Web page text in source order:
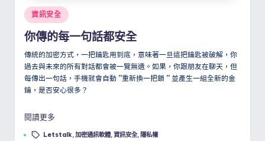
Posted
in
資訊安全
你傳的每一句話都安全
傳統的加密方式，一把鑰匙用到底，意味著一旦這把鑰匙被破解，你
過去與未來的所有對話都會被一覽無遺。如果，你跟朋友在聊天，但
每傳出一句話，手機就會自動 ”重新換一把鎖 ” 並產生一組全新的金
鑰，是否安心很多？
閱讀更多
Tags: Letstalk ,加密通訊軟體,資訊安全, 隱私權